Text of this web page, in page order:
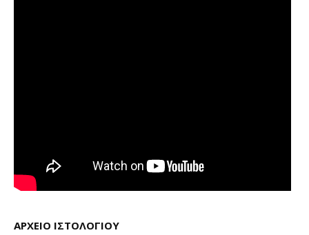
ΑΡΧΕΙΟ ΙΣΤΟΛΟΓΙΟΥ